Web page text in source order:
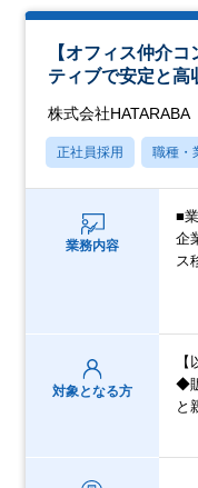
【オフィス仲介
ティブで安定と高
株式会社HATARABA
正社員採用 職種・
業務内容
■
企
ス
対象となる方
◆
と